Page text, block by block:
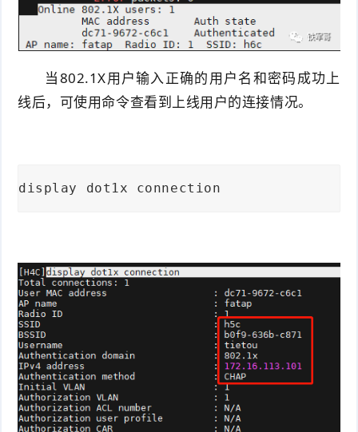
当802.1X用户输入正确的用户名和密码成功上
线后，可使用命令查看到上线用户的连接情况。
display dot1x connection